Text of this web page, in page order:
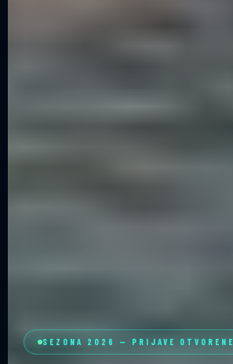
SEZONA 2026 — PRIJAVE OTVORENE